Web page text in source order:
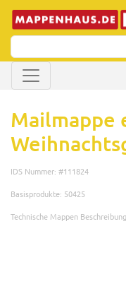
Mailmappe
IDS Nummer: #111824
Basisprodukte: 50425
Technische Mappen Beschreibung